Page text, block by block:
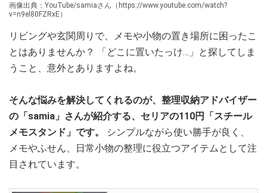
画像出典：YouTube/samiaさん（https://www.youtube.com/watch?
v=n9el80FZRxE）
リビングや玄関周りで、メモや小物の置き場所に困ったこ
とはありませんか？ 「どこに置いたっけ…」と探してしま
うこと、意外とありますよね。
そんな悩みを解決してくれるのが、整理収納アドバイザー
の「samia」さんが紹介する、セリアの110円「スチール
メモスタンド」です。
シンプルながら使い勝手が良く、
メモやふせん、日常小物の整理に役立つアイテムとして注
目されています。